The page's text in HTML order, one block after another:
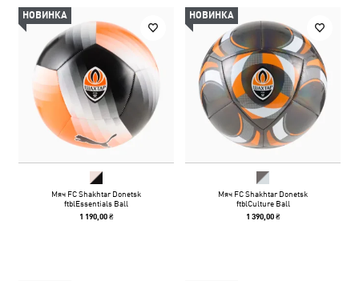
НОВИНКА
Мяч FC Shakhtar Donetsk
ftblEssentials Ball
1 190,00 ₴
НОВИНКА
Мяч FC Shakhtar Donetsk
ftblCulture Ball
1 390,00 ₴